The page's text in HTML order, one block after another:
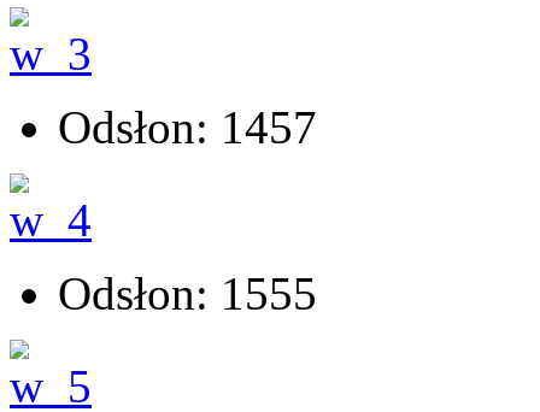
Odsłon: 1457
Odsłon: 1555